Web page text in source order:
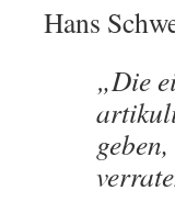
Hans
„Die